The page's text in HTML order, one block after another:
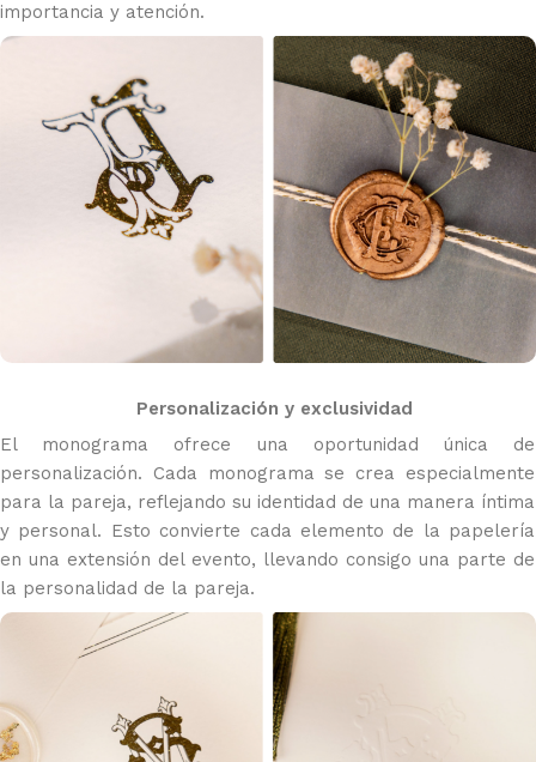
importancia y atención.
Personalización y exclusividad
El monograma ofrece una oportunidad única de
personalización. Cada monograma se crea especialmente
para la pareja, reflejando su identidad de una manera íntima
y personal. Esto convierte cada elemento de la papelería
en una extensión del evento, llevando consigo una parte de
la personalidad de la pareja.